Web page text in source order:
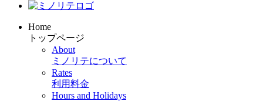
Home
トップページ
About
ミノリテについて
Rates
利用料金
Hours and Holidays